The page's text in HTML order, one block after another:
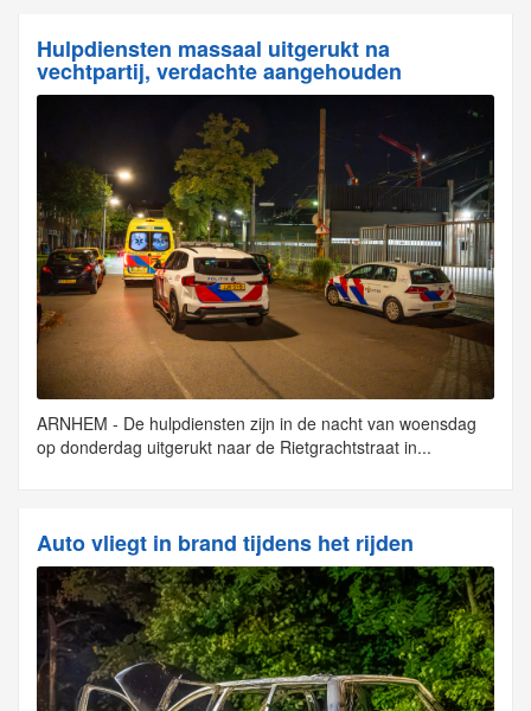
Hulpdiensten massaal uitgerukt na
vechtpartij, verdachte aangehouden
ARNHEM - De hulpdiensten zijn in de nacht van woensdag
op donderdag uitgerukt naar de Rietgrachtstraat in...
Auto vliegt in brand tijdens het rijden